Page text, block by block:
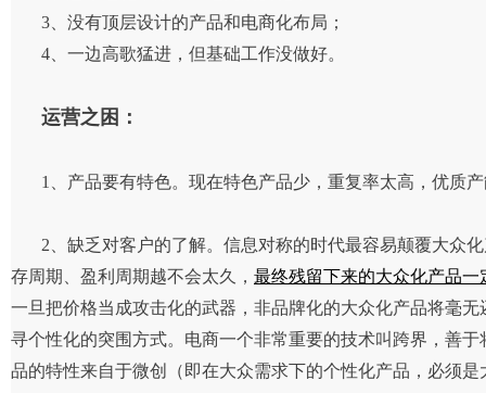
3、没有顶层设计的产品和电商化布局；
4、一边高歌猛进，但基础工作没做好。
运营之困：
1、产品要有特色。现在特色产品少，重复率太高，优质
2、缺乏对客户的了解。信息对称的时代最容易颠覆大众
存周期、盈利周期越不会太久， 最终残留下来的大众化产品一
一旦把价格当成攻击化的武器，非品牌化的大众化产品将毫
寻个性化的突围方式。电商一个非常重要的技术叫跨界，善
品的特性来自于微创（即在大众需求下的个性化产品，必须